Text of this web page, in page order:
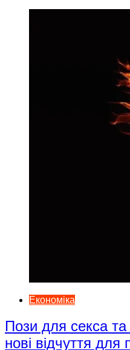
Економіка
Пози для секса
нові відчуття для